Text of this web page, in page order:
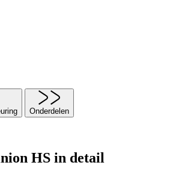
Onderdelen
HS in detail